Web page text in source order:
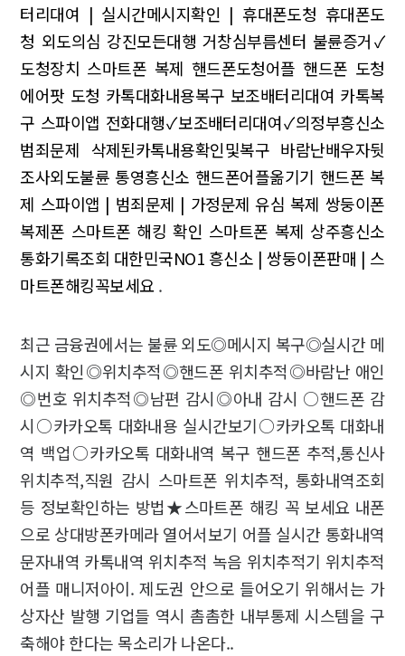
터리대여 | 실시간메시지확인 | 휴대폰도청 휴대폰도
청 외도의심 강진모든대행 거창심부름센터 불륜증거✓
도청장치 스마트폰 복제 핸드폰도청어플 핸드폰 도청
에어팟 도청 카톡대화내용복구 보조배터리대여 카톡복
구 스파이앱 전화대행✓보조배터리대여✓의정부흥신소
범죄문제 삭제된카톡내용확인및복구 바람난배우자뒷
조사외도불륜 통영흥신소 핸드폰어플옮기기 핸드폰 복
제 스파이앱 | 범죄문제 | 가정문제 유심 복제 쌍둥이폰
복제폰 스마트폰 해킹 확인 스마트폰 복제 상주흥신소
통화기록조회 대한민국NO1 흥신소 | 쌍둥이폰판매 | 스
마트폰해킹꼭보세요.
최근 금융권에서는 불륜 외도◎메시지 복구◎실시간 메
시지 확인◎위치추적◎핸드폰 위치추적◎바람난 애인
◎번호 위치추적◎남편 감시◎아내 감시 ○핸드폰 감
시○카카오톡 대화내용 실시간보기○카카오톡 대화내
역 백업○카카오톡 대화내역 복구 핸드폰 추적,통신사
위치추적,직원 감시 스마트폰 위치추적, 통화내역조회
등 정보확인하는 방법★스마트폰 해킹 꼭 보세요 내폰
으로 상대방폰카메라 열어서보기 어플 실시간 통화내역
문자내역 카톡내역 위치추적 녹음 위치추적기 위치추적
어플 매니저아이. 제도권 안으로 들어오기 위해서는 가
상자산 발행 기업들 역시 촘촘한 내부통제 시스템을 구
축해야 한다는 목소리가 나온다..